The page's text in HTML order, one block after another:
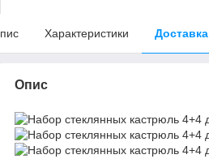
Характеристики Доставка
Опис